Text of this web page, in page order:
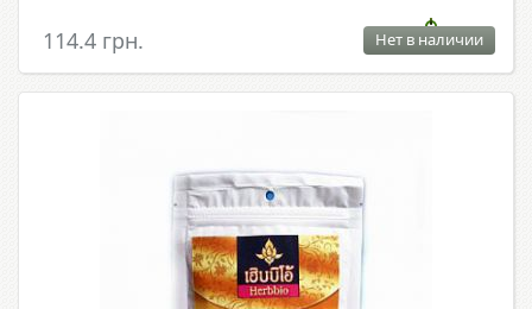
114.4 грн. Нет в наличии